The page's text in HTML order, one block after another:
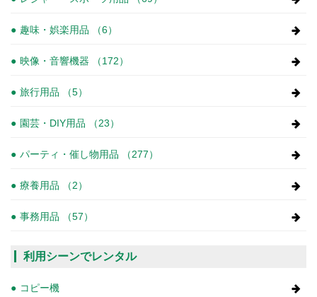
趣味・娯楽用品 （6）
映像・音響機器 （172）
旅行用品 （5）
園芸・DIY用品 （23）
パーティ・催し物用品 （277）
療養用品 （2）
事務用品 （57）
利用シーンでレンタル
コピー機